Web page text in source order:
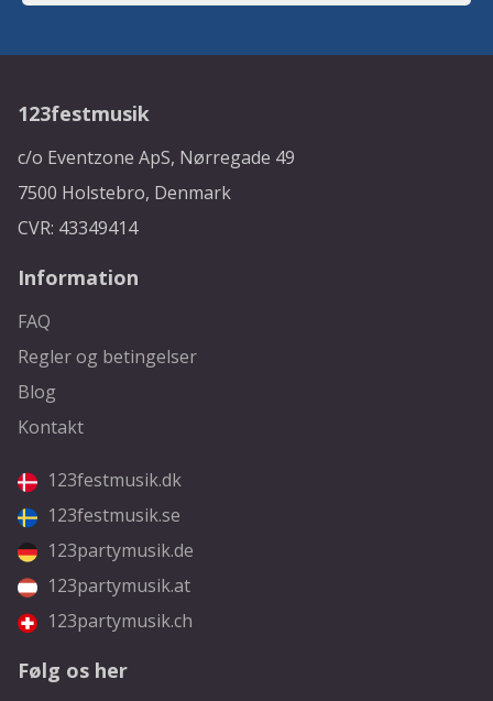
123festmusik
c/o Eventzone ApS, Nørregade 49
7500 Holstebro, Denmark
CVR: 43349414
Information
FAQ
Regler og betingelser
Blog
Kontakt
123festmusik.dk
123festmusik.se
123partymusik.de
123partymusik.at
123partymusik.ch
Følg os her